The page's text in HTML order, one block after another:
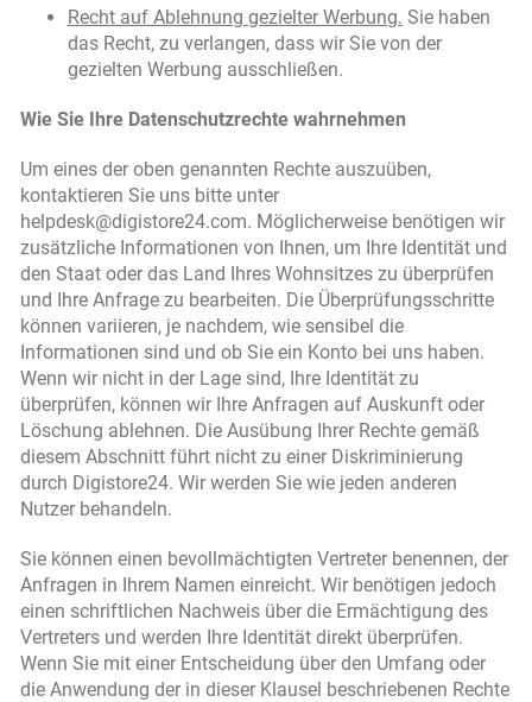
Recht auf Ablehnung gezielter Werbung. Sie haben
das Recht, zu verlangen, dass wir Sie von der
gezielten Werbung ausschließen.
Wie Sie Ihre Datenschutzrechte wahrnehmen
Um eines der oben genannten Rechte auszuüben,
kontaktieren Sie uns bitte unter
helpdesk@digistore24.com. Möglicherweise benötigen wir
zusätzliche Informationen von Ihnen, um Ihre Identität und
den Staat oder das Land Ihres Wohnsitzes zu überprüfen
und Ihre Anfrage zu bearbeiten. Die Überprüfungsschritte
können variieren, je nachdem, wie sensibel die
Informationen sind und ob Sie ein Konto bei uns haben.
Wenn wir nicht in der Lage sind, Ihre Identität zu
überprüfen, können wir Ihre Anfragen auf Auskunft oder
Löschung ablehnen. Die Ausübung Ihrer Rechte gemäß
diesem Abschnitt führt nicht zu einer Diskriminierung
durch Digistore24. Wir werden Sie wie jeden anderen
Nutzer behandeln.
Sie können einen bevollmächtigten Vertreter benennen, der
Anfragen in Ihrem Namen einreicht. Wir benötigen jedoch
einen schriftlichen Nachweis über die Ermächtigung des
Vertreters und werden Ihre Identität direkt überprüfen.
Wenn Sie mit einer Entscheidung über den Umfang oder
die Anwendung der in dieser Klausel beschriebenen Rechte